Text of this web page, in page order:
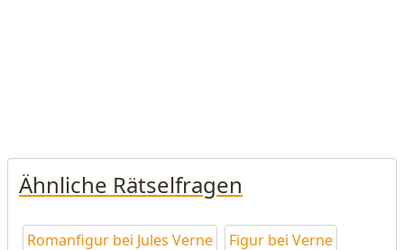
Ähnliche Rätselfragen
Romanfigur bei Jules Verne
Figur bei Verne